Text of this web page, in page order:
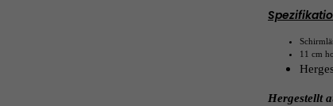
11 cm
Hergestellt